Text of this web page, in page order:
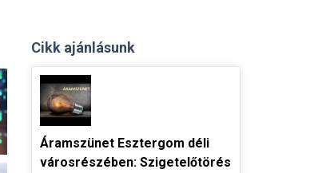
Cikk ajánlásunk
Áramszünet Esztergom déli
városrészében: Szigetelőtörés